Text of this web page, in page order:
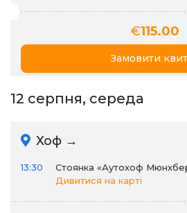
€115.00
Замовити
12 серпня, середа
Хоф →
13:30
Стоянка «Аутохоф
Дивитися на карті